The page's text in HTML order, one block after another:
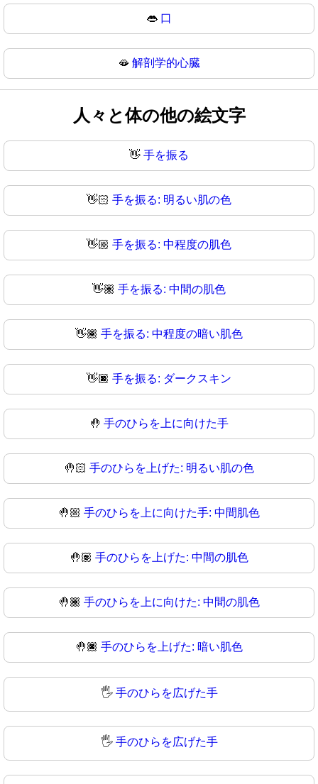
👄 口
🫦 解剖学的心臓
人々と体の他の絵文字
👋 手を振る
👋🏻 手を振る: 明るい肌の色
👋🏼 手を振る: 中程度の肌色
👋🏽 手を振る: 中間の肌色
👋🏾 手を振る: 中程度の暗い肌色
👋🏿 手を振る: ダークスキン
🤚 手のひらを上に向けた手
🤚🏻 手のひらを上げた: 明るい肌の色
🤚🏼 手のひらを上に向けた手: 中間肌色
🤚🏽 手のひらを上げた: 中間の肌色
🤚🏾 手のひらを上に向けた: 中間の肌色
🤚🏿 手のひらを上げた: 暗い肌色
🖐️ 手のひらを広げた手
🖐 手のひらを広げた手